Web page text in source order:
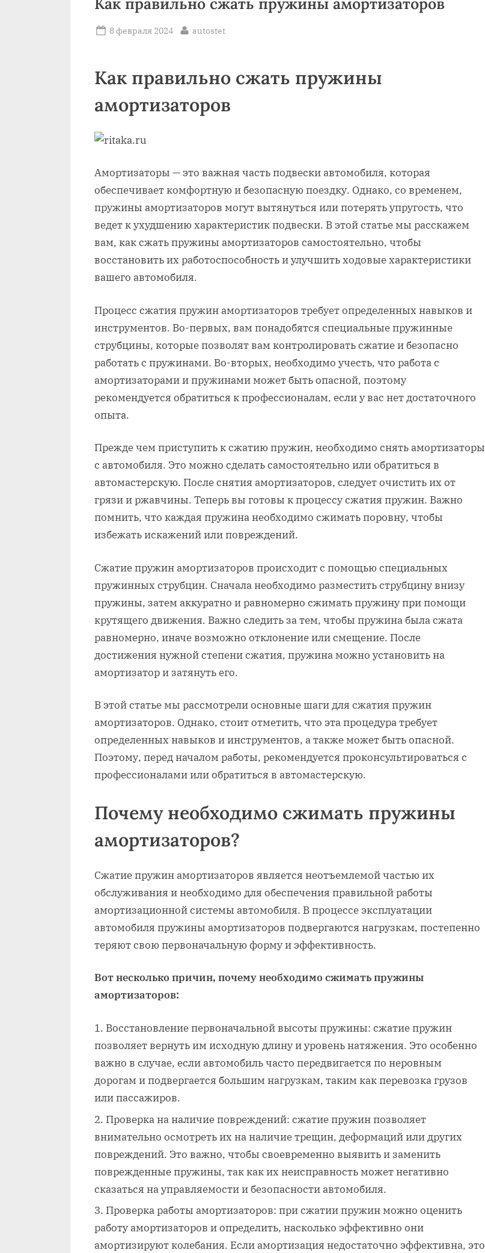
Posted
8 февраля 2024 By
autostet
Как правильно сжать пружины
амортизаторов
Амортизаторы — это важная часть подвески автомобиля, которая
обеспечивает комфортную и безопасную поездку. Однако, со временем,
пружины амортизаторов могут вытянуться или потерять упругость, что
ведет к ухудшению характеристик подвески. В этой статье мы расскажем
вам, как сжать пружины амортизаторов самостоятельно, чтобы
восстановить их работоспособность и улучшить ходовые характеристики
вашего автомобиля.
Процесс сжатия пружин амортизаторов требует определенных навыков и
инструментов. Во-первых, вам понадобятся специальные пружинные
струбцины, которые позволят вам контролировать сжатие и безопасно
работать с пружинами. Во-вторых, необходимо учесть, что работа с
амортизаторами и пружинами может быть опасной, поэтому
рекомендуется обратиться к профессионалам, если у вас нет достаточного
опыта.
Прежде чем приступить к сжатию пружин, необходимо снять амортизаторы
с автомобиля. Это можно сделать самостоятельно или обратиться в
автомастерскую. После снятия амортизаторов, следует очистить их от
грязи и ржавчины. Теперь вы готовы к процессу сжатия пружин. Важно
помнить, что каждая пружина необходимо сжимать поровну, чтобы
избежать искажений или повреждений.
Сжатие пружин амортизаторов происходит с помощью специальных
пружинных струбцин. Сначала необходимо разместить струбцину внизу
пружины, затем аккуратно и равномерно сжимать пружину при помощи
крутящего движения. Важно следить за тем, чтобы пружина была сжата
равномерно, иначе возможно отклонение или смещение. После
достижения нужной степени сжатия, пружина можно установить на
амортизатор и затянуть его.
В этой статье мы рассмотрели основные шаги для сжатия пружин
амортизаторов. Однако, стоит отметить, что эта процедура требует
определенных навыков и инструментов, а также может быть опасной.
Поэтому, перед началом работы, рекомендуется проконсультироваться с
профессионалами или обратиться в автомастерскую.
Почему необходимо сжимать пружины
амортизаторов?
Сжатие пружин амортизаторов является неотъемлемой частью их
обслуживания и необходимо для обеспечения правильной работы
амортизационной системы автомобиля. В процессе эксплуатации
автомобиля пружины амортизаторов подвергаются нагрузкам, постепенно
теряют свою первоначальную форму и эффективность.
Вот несколько причин, почему необходимо сжимать пружины
амортизаторов:
Восстановление первоначальной высоты пружины: сжатие пружин
позволяет вернуть им исходную длину и уровень натяжения. Это особенно
важно в случае, если автомобиль часто передвигается по неровным
дорогам и подвергается большим нагрузкам, таким как перевозка грузов
или пассажиров.
Проверка на наличие повреждений: сжатие пружин позволяет
внимательно осмотреть их на наличие трещин, деформаций или других
повреждений. Это важно, чтобы своевременно выявить и заменить
поврежденные пружины, так как их неисправность может негативно
сказаться на управляемости и безопасности автомобиля.
Проверка работы амортизаторов: при сжатии пружин можно оценить
работу амортизаторов и определить, насколько эффективно они
амортизируют колебания. Если амортизация недостаточно эффективна, это